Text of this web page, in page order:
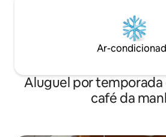
Ar-
Aluguel por temporada
café da